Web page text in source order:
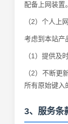
配备上网装置。
（2）个人上
考虑到本站产
（1）提供及
（2）不断更
所有原始键入
3、服务条